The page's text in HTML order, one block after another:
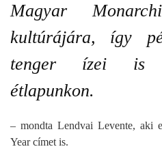
Magyar
kultúrájára, így
tenger ízei is
étlapunkon.
– mondta Lendvai Levente, aki
Year címet is.